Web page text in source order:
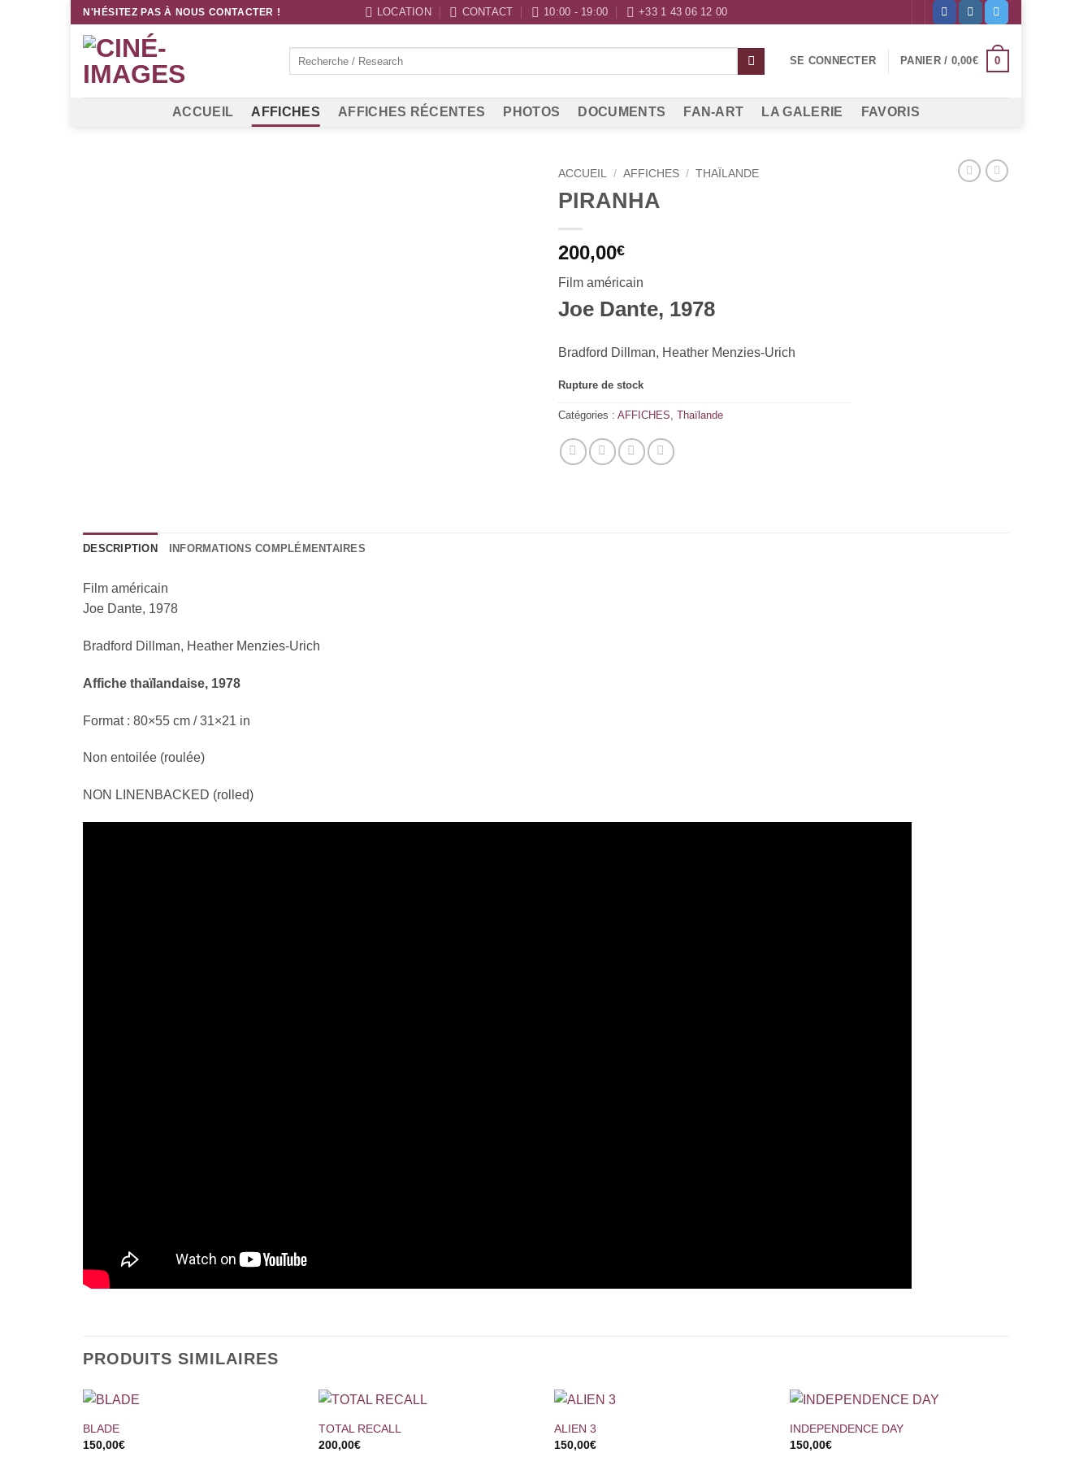
Passer
contenu
N'HÉSITEZ PAS À NOUS CONTACTER ! LOCATION CONTACT 10:00 - 19:00 +33 1 43 06 12 00
SE CONNECTER PANIER / 0,00€ 0
ACCUEIL AFFICHES AFFICHES RÉCENTES PHOTOS DOCUMENTS FAN-ART LA GALERIE FAVORIS
ACCUEIL / AFFICHES / THAÏLANDE
PIRANHA
200,00€
Film américain
Joe Dante, 1978
Bradford Dillman, Heather Menzies-Urich
Rupture de stock
Catégories : AFFICHES, Thaïlande
DESCRIPTION INFORMATIONS COMPLÉMENTAIRES
Film américain
Joe Dante, 1978
Bradford Dillman, Heather Menzies-Urich
Affiche thaïlandaise, 1978
Format : 80×55 cm / 31×21 in
Non entoilée (roulée)
NON LINENBACKED (rolled)
PRODUITS SIMILAIRES
+
BLADE
150,00€
+
TOTAL RECALL
200,00€
+
ALIEN 3
150,00€
+
INDEPENDENCE DAY
150,00€